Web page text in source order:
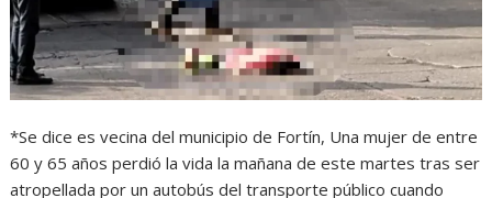
*Se dice es vecina del municipio de Fortín, Una mujer de entre
60 y 65 años perdió la vida la mañana de este martes tras ser
atropellada por un autobús del transporte público cuando